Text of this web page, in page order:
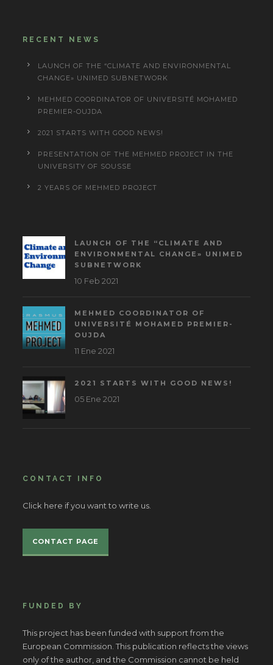
RECENT NEWS
LAUNCH OF THE “CLIMATE AND ENVIRONMENTAL
CHANGE» UNIMED SUBNETWORK
MEHMED COORDINATOR OF UNIVERSITÉ MOHAMED
PREMIER-OUJDA
2021 STARTS WITH GOOD NEWS!
PRESENTATION OF THE MEHMED PROJECT IN THE
UNIVERSITY OF SOUSSE
2 YEARS OF MEHMED PROJECT
LAUNCH OF THE “CLIMATE AND
ENVIRONMENTAL CHANGE» UNIMED
SUBNETWORK
10 Feb 2021
MEHMED COORDINATOR OF
UNIVERSITÉ MOHAMED PREMIER-
OUJDA
11 Ene 2021
2021 STARTS WITH GOOD NEWS!
05 Ene 2021
CONTACT INFO
Click here if you want to write us.
CONTACT PAGE
FUNDED BY
This project has been funded with support from the
European Commission. This publication reflects the views
only of the author, and the Commission cannot be held